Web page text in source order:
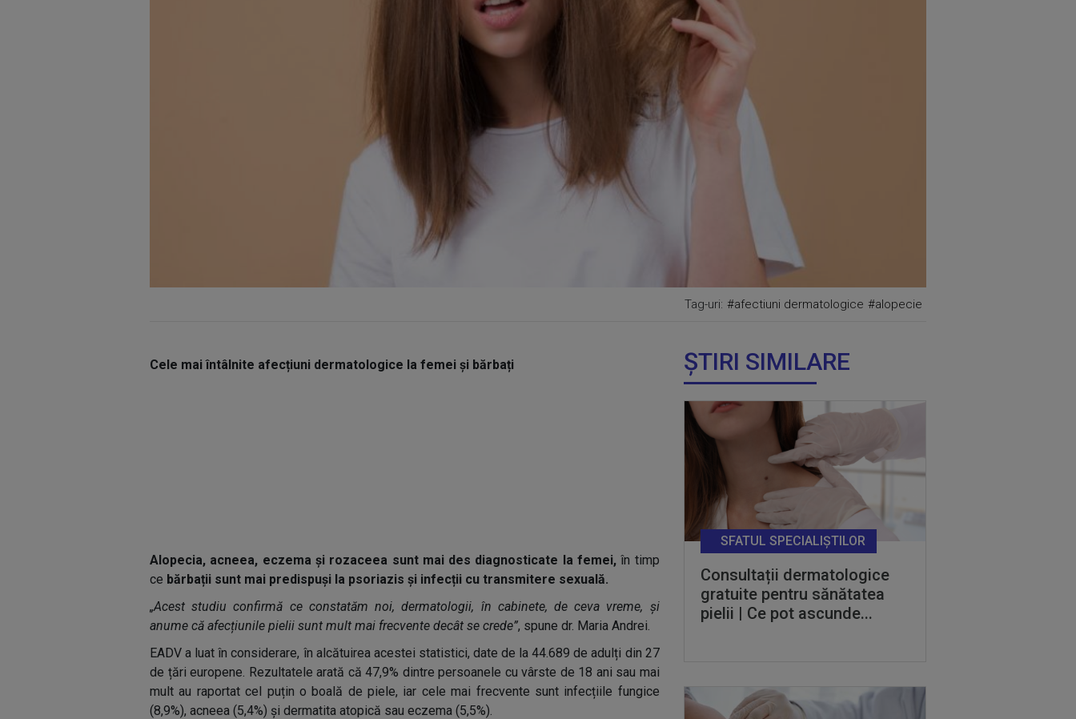
Tag-uri: #afectiuni dermatologice #alopecie
Cele mai întâlnite afecțiuni dermatologice la femei și bărbați
Alopecia, acneea, eczema și rozaceea sunt mai des diagnosticate la femei, în timp
ce bărbații sunt mai predispuși la psoriazis și infecții cu transmitere sexuală.
„Acest studiu confirmă ce constatăm noi, dermatologii, în cabinete, de ceva vreme, și
anume că afecțiunile pielii sunt mult mai frecvente decât se crede”, spune dr. Maria Andrei.
EADV a luat în considerare, în alcătuirea acestei statistici, date de la 44.689 de adulți din 27
de țări europene. Rezultatele arată că 47,9% dintre persoanele cu vârste de 18 ani sau mai
mult au raportat cel puțin o boală de piele, iar cele mai frecvente sunt infecțiile fungice
(8,9%), acneea (5,4%) și dermatita atopică sau eczema (5,5%).
ȘTIRI SIMILARE
Consultații dermatologice
gratuite pentru sănătatea
pielii | Ce pot ascunde...
SFATUL SPECIALIȘTILOR